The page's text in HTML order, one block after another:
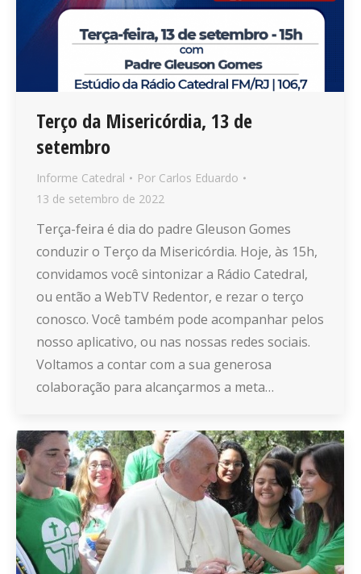
Terço da Misericórdia, 13 de
setembro
Informe Catedral Por Carlos Eduardo
13 de setembro de 2022
Terça-feira é dia do padre Gleuson Gomes
conduzir o Terço da Misericórdia. Hoje, às 15h,
convidamos você sintonizar a Rádio Catedral,
ou então a WebTV Redentor, e rezar o terço
conosco. Você também pode acompanhar pelos
nosso aplicativo, ou nas nossas redes sociais.
Voltamos a contar com a sua generosa
colaboração para alcançarmos a meta…